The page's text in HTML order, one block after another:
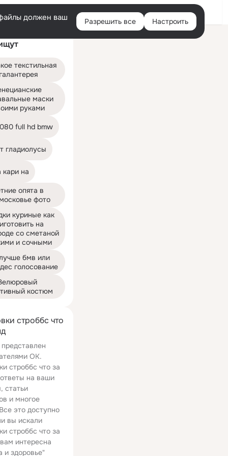
Войти
должен ваш
Разрешить все Настроить
строббс что
ОК.
строббс что за
на ваши
статьи
и многое
это доступно
вы искали
строббс что за
интересна
и здоровье"
текстильная
галантерея
маски
руками
full hd bmw
гладиолусы
кари на
опята в
фото
куриные как
на
со сметаной
и сочными
бмв или
голосование
костюм